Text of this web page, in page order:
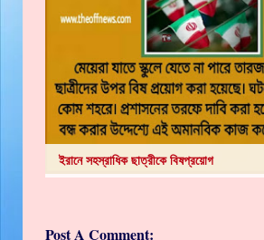
ইরানে সহস্রাধিক ছাত্রীকে বিষপ্রয়োগ
Post A Comment: